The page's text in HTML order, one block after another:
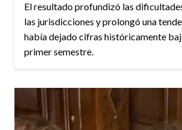
El resultado profundizó las
las jurisdicciones y prolongó una
había dejado cifras históricamente
primer semestre.